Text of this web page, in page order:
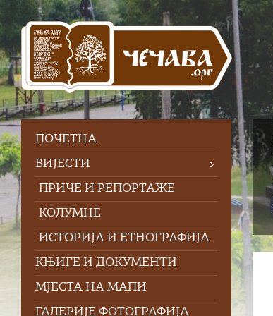
Skip
content
Skip
left
sidebar
Skip
footer
ПOЧЕТНА
ВИЈЕСТИ
ПРИЧЕ И РЕПОРТАЖЕ
КОЛУМНЕ
ИСТОРИЈА И ЕТНОГРАФИЈА
КЊИГЕ И ДОКУМЕНТИ
МЈЕСТА НА МАПИ
ГАЛЕРИЈЕ ФОТОГРАФИЈА